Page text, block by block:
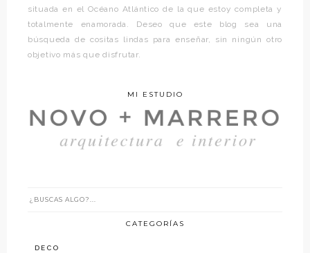
situada en el Océano Atlántico de la que estoy completa y
totalmente enamorada. Deseo que este blog sea una
búsqueda de cositas lindas para enseñar, sin ningún otro
objetivo más que disfrutar.
MI ESTUDIO
CATEGORÍAS
DECO